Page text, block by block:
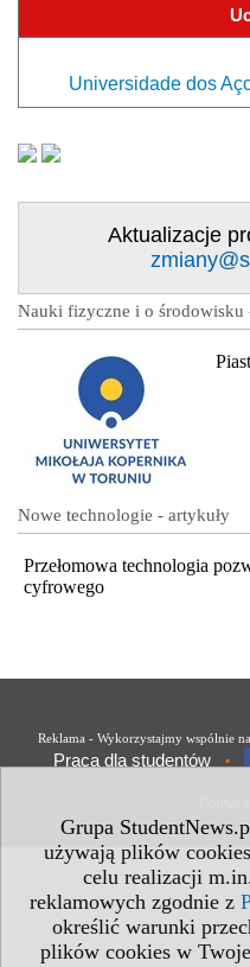
Grupa
używają plików
celu realizacji
reklamowych zgodnie z
określić warunki
plików cookies w
Universidade dos
Aktualizacje
Nauki fizyczne i o środowisku
Nowe technologie - artykuły
Przełomowa technologia
cyfrowego
Reklama - Wykorzystajmy wspólnie
Praca dla studentów •